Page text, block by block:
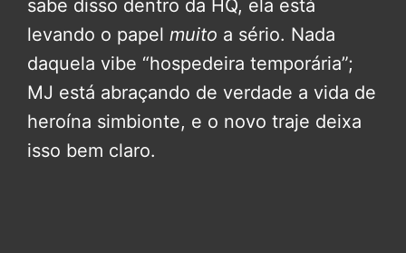
sabe disso dentro da HQ, ela está
levando o papel muito a sério. Nada
daquela vibe “hospedeira temporária”;
MJ está abraçando de verdade a vida de
heroína simbionte, e o novo traje deixa
isso bem claro.